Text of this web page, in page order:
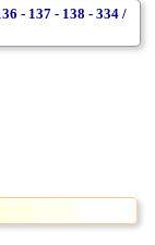
- 137 - 138 - 334 /